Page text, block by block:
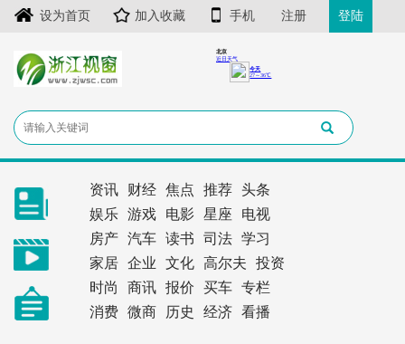
设为首页 加入收藏 手机 注册 登陆
资讯 财经 焦点 推荐
头条
娱乐
游戏 电影 星座
电视
房产
汽车 读书 司法
学习
家居
企业 文化 高尔夫
投资
时尚
商讯 报价 买车
专栏
消费
微商 历史 经济 看播